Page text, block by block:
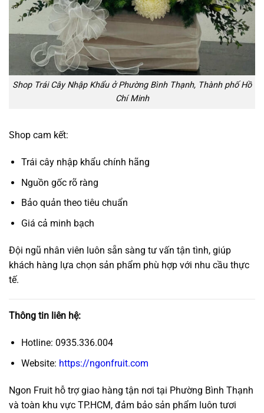
Shop Trái Cây Nhập Khẩu ở Phường Bình Thạnh, Thành phố Hồ
Chí Minh
Shop cam kết:
Trái cây nhập khẩu chính hãng
Nguồn gốc rõ ràng
Bảo quản theo tiêu chuẩn
Giá cả minh bạch
Đội ngũ nhân viên luôn sẵn sàng tư vấn tận tình, giúp
khách hàng lựa chọn sản phẩm phù hợp với nhu cầu thực
tế.
Thông tin liên hệ:
Hotline: 0935.336.004
Website: https://ngonfruit.com
Ngon Fruit hỗ trợ giao hàng tận nơi tại Phường Bình Thạnh
và toàn khu vực TP.HCM, đảm bảo sản phẩm luôn tươi